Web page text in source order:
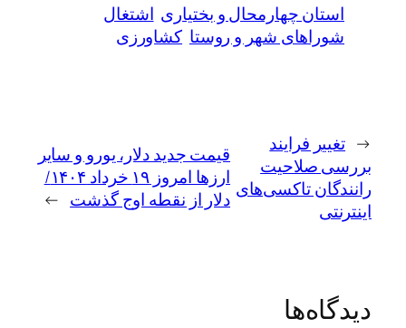
استان چهارمحال و بختیاری اشتغال
شوراهای شهر و روستا کشاورزی
← تغییر فرایند
بررسی صلاحیت
رانندگان تاکسی‌های
اینترنتی
قیمت جدید دلار، یورو و سایر
ارزها امروز ۱۹ خرداد ۱۴۰۴/
دلار از نقطه اوج گذشت →
دیدگاه‌ها